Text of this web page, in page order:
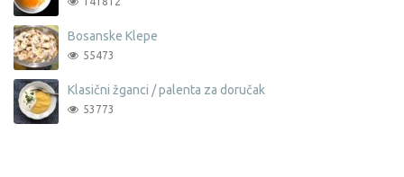
Bosanske Klepe
55473
Klasični žganci / palenta za doručak
53773